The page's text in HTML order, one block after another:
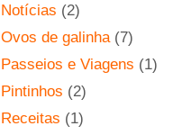
Notícias (2)
Ovos de galinha (7)
Passeios e Viagens (1)
Pintinhos (2)
Receitas (1)